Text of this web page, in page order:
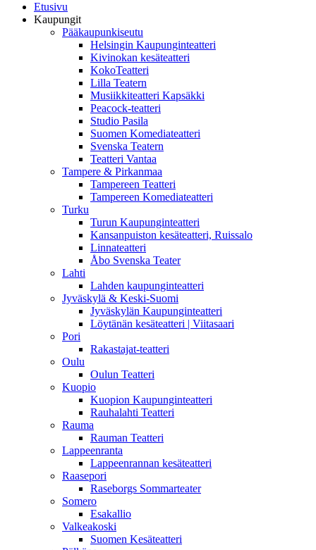
Etusivu
Kaupungit
Pääkaupunkiseutu
Helsingin Kaupunginteatteri
Kivinokan kesäteatteri
KokoTeatteri
Lilla Teatern
Musiikkiteatteri Kapsäkki
Peacock-teatteri
Studio Pasila
Suomen Komediateatteri
Svenska Teatern
Teatteri Vantaa
Tampere & Pirkanmaa
Tampereen Teatteri
Tampereen Komediateatteri
Turku
Turun Kaupunginteatteri
Kansanpuiston kesäteatteri, Ruissalo
Linnateatteri
Åbo Svenska Teater
Lahti
Lahden kaupunginteatteri
Jyväskylä & Keski-Suomi
Jyväskylän Kaupunginteatteri
Löytänän kesäteatteri | Viitasaari
Pori
Rakastajat-teatteri
Oulu
Oulun Teatteri
Kuopio
Kuopion Kaupunginteatteri
Rauhalahti Teatteri
Rauma
Rauman Teatteri
Lappeenranta
Lappeenrannan kesäteatteri
Raasepori
Raseborgs Sommarteater
Somero
Esakallio
Valkeakoski
Suomen Kesäteatteri